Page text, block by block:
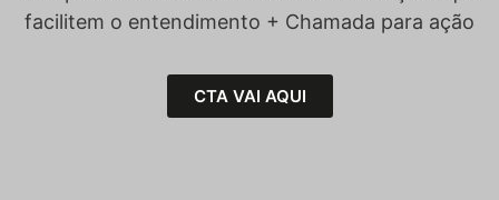
facilitem o entendimento + Chamada para ação
CTA VAI AQUI